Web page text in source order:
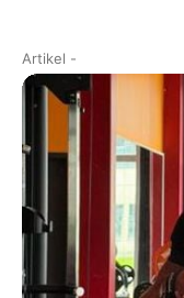
Artikel -